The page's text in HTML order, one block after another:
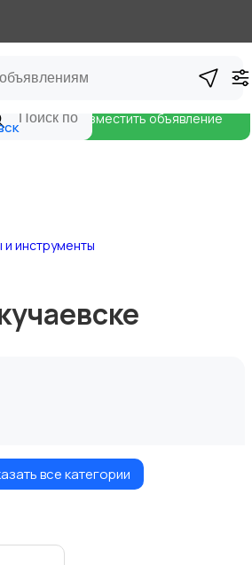
Разместить объявление
инструменты
все категории